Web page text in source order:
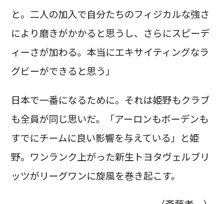
と。二人の加入で自分たちのフィジカルな強さ
により磨きがかかると思うし、さらにスピーデ
ィーさが加わる。本当にエキサイティングなラ
グビーができると思う」
日本で一番になるために。それは姫野もクラブ
も全員が同じ思いだ。「アーロンもボーデンも
すでにチームに良い影響を与えている」と姫
野。ワンランク上がった新生トヨタヴェルブリ
ッツがリーグワンに旋風を巻き起こす。